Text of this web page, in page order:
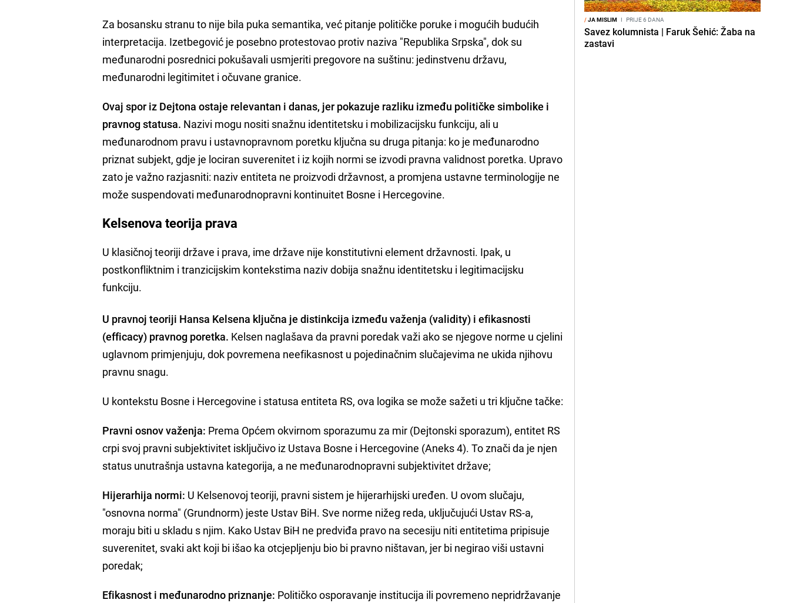
Za bosansku stranu to nije bila puka semantika, već pitanje političke poruke i mogućih budućih
interpretacija. Izetbegović je posebno protestovao protiv naziva "Republika Srpska", dok su
međunarodni posrednici pokušavali usmjeriti pregovore na suštinu: jedinstvenu državu,
međunarodni legitimitet i očuvane granice.
Ovaj spor iz Dejtona ostaje relevantan i danas, jer pokazuje razliku između političke simbolike i
pravnog statusa. Nazivi mogu nositi snažnu identitetsku i mobilizacijsku funkciju, ali u
međunarodnom pravu i ustavnopravnom poretku ključna su druga pitanja: ko je međunarodno
priznat subjekt, gdje je lociran suverenitet i iz kojih normi se izvodi pravna validnost poretka. Upravo
zato je važno razjasniti: naziv entiteta ne proizvodi državnost, a promjena ustavne terminologije ne
može suspendovati međunarodnopravni kontinuitet Bosne i Hercegovine.
Kelsenova teorija prava
U klasičnoj teoriji države i prava, ime države nije konstitutivni element državnosti. Ipak, u
postkonfliktnim i tranzicijskim kontekstima naziv dobija snažnu identitetsku i legitimacijsku
funkciju.
U pravnoj teoriji Hansa Kelsena ključna je distinkcija između važenja (validity) i efikasnosti
(efficacy) pravnog poretka. Kelsen naglašava da pravni poredak važi ako se njegove norme u cjelini
uglavnom primjenjuju, dok povremena neefikasnost u pojedinačnim slučajevima ne ukida njihovu
pravnu snagu.
U kontekstu Bosne i Hercegovine i statusa entiteta RS, ova logika se može sažeti u tri ključne tačke:
Pravni osnov važenja: Prema Općem okvirnom sporazumu za mir (Dejtonski sporazum), entitet RS
crpi svoj pravni subjektivitet isključivo iz Ustava Bosne i Hercegovine (Aneks 4). To znači da je njen
status unutrašnja ustavna kategorija, a ne međunarodnopravni subjektivitet države;
Hijerarhija normi: U Kelsenovoj teoriji, pravni sistem je hijerarhijski uređen. U ovom slučaju,
"osnovna norma" (Grundnorm) jeste Ustav BiH. Sve norme nižeg reda, uključujući Ustav RS-a,
moraju biti u skladu s njim. Kako Ustav BiH ne predviđa pravo na secesiju niti entitetima pripisuje
suverenitet, svaki akt koji bi išao ka otcjepljenju bio bi pravno ništavan, jer bi negirao viši ustavni
poredak;
Efikasnost i međunarodno priznanje: Političko osporavanje institucija ili povremeno nepridržavanje
/JA MISLIM I PRIJE 6 DANA
Savez kolumnista | Faruk Šehić: Žaba na
zastavi